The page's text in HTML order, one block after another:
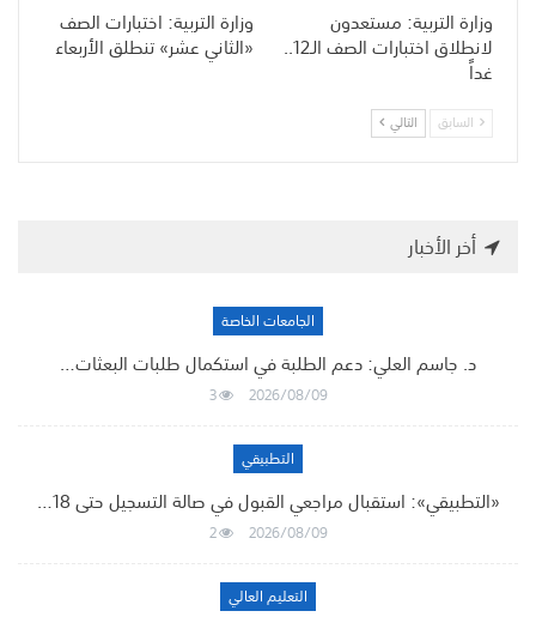
وزارة التربية: مستعدون
لانطلاق اختبارات الصف الـ12..
غداً
وزارة التربية: اختبارات الصف
«الثاني عشر» تنطلق الأربعاء
السابق التالي
أخر الأخبار
الجامعات الخاصة
د. جاسم العلي: دعم الطلبة في استكمال طلبات البعثات…
2026/08/09
3
التطبيقي
«التطبيقي»: استقبال مراجعي القبول في صالة التسجيل حتى 18…
2026/08/09
2
التعليم العالي